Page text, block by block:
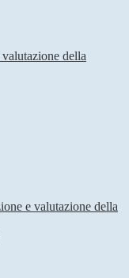
della
e valutazione della